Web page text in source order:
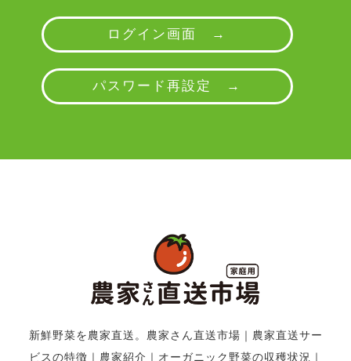
ログイン画面 →
パスワード再設定 →
新鮮野菜を農家直送。農家さん直送市場 ｜ 農家直送サー
ビスの特徴 ｜ 農家紹介 ｜ オーガニック野菜の収穫状況 ｜